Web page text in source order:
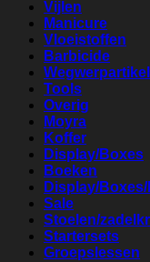
Vijlen
Manicure
Vloeistoffen
Barbicide
Tools
Overig
Moyra
Koffer
Display/Boxes
Boeken
Display/
Sale
Stoelen/
Startersets
Groepslessen